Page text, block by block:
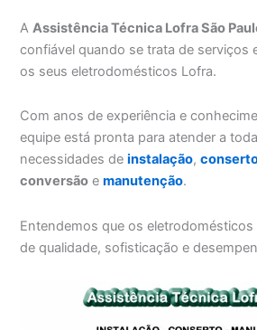
AAssistência Técnica Lofra São
confiável quando se trata de serviços
os seus eletrodomésticos Lofra.
Com anos de experiência e
equipe está pronta para atender a
necessidades deinstalação,
conversão emanutenção.
Entendemos que os
de qualidade, sofisticação e